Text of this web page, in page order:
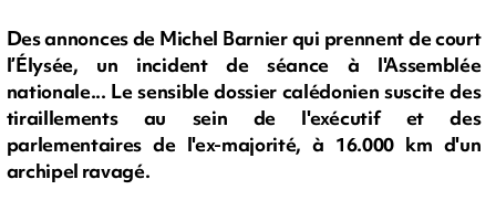
Des annonces de Michel Barnier qui prennent de court
l’Élysée, un incident de séance à l'Assemblée
nationale... Le sensible dossier calédonien suscite des
tiraillements au sein de l'exécutif et des
parlementaires de l'ex-majorité, à 16.000 km d'un
archipel ravagé.